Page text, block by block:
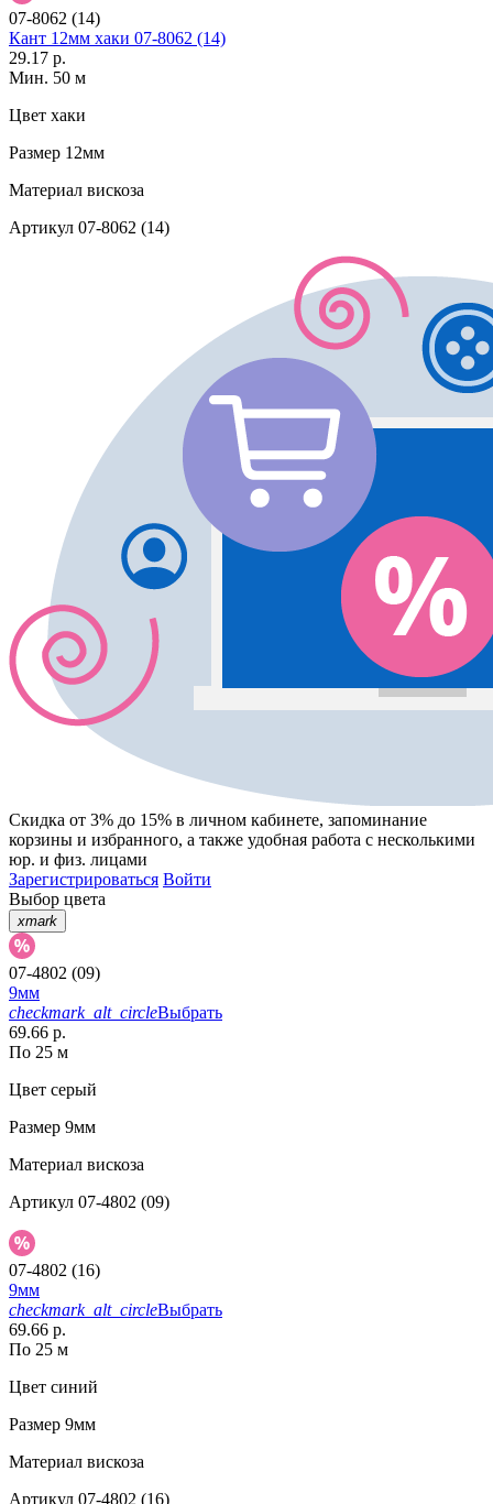
07-8062 (14)
Кант 12мм хаки 07-8062 (14)
29.17 р.
Мин. 50 м
Цвет хаки
Размер 12мм
Материал вискоза
Артикул 07-8062 (14)
Скидка от 3% до 15% в личном кабинете, запоминание
корзины и избранного, а также удобная работа с несколькими
юр. и физ. лицами
Зарегистрироваться Войти
Выбор цвета
xmark
07-4802 (09)
9мм
checkmark_alt_circleВыбрать
69.66 р.
По 25 м
Цвет серый
Размер 9мм
Материал вискоза
Артикул 07-4802 (09)
07-4802 (16)
9мм
checkmark_alt_circleВыбрать
69.66 р.
По 25 м
Цвет синий
Размер 9мм
Материал вискоза
Артикул 07-4802 (16)